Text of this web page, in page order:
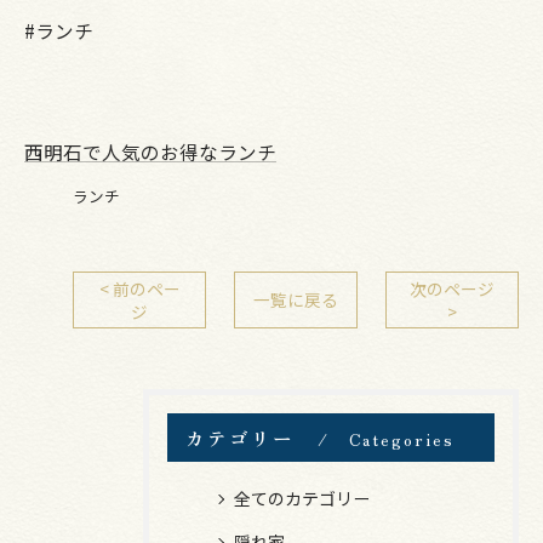
#ランチ
西明石で人気のお得なランチ
ランチ
< 前のペー
ジ
一覧に戻る
次のページ
>
カテゴリー Categories
全てのカテゴリー